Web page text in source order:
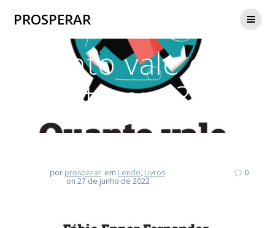
PROSPERAR
Quanto vale o seu
tempo?
por prosperar em Lendo, Livros
on 27 de junho de 2022
0